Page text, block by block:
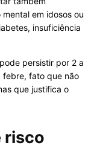
em idosos ou
insuficiência
persistir por 2 a
febre, fato que não
que justifica o
risco